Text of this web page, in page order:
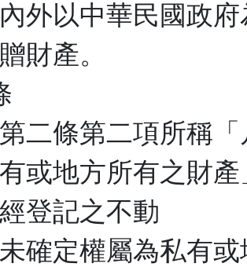
外以中華民國政府
財產。
二條第二項所稱「
或地方所有之財產
登記之不動
確定權屬為私有